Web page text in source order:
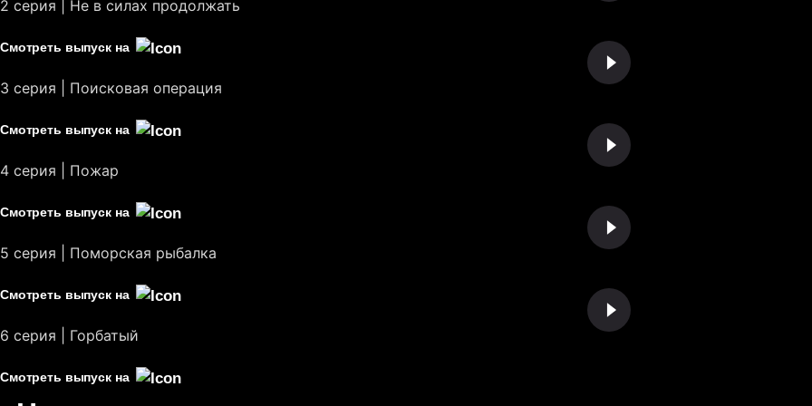
2 серия | Не в силах продолжать
Смотреть выпуск на
3 серия | Поисковая операция
Смотреть выпуск на
4 серия | Пожар
Смотреть выпуск на
5 серия | Поморская рыбалка
Смотреть выпуск на
6 серия | Горбатый
Смотреть выпуск на
«Мне приходилось
сил» — Юлия Коваль о